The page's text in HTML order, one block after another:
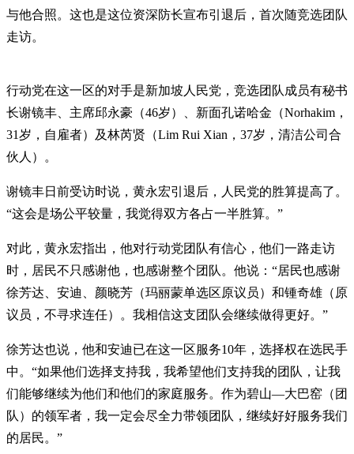
与他合照。这也是这位资深防长宣布引退后，首次随竞选团队
走访。
行动党在这一区的对手是新加坡人民党，竞选团队成员有秘书
长谢镜丰、主席邱永豪（46岁）、新面孔诺哈金（Norhakim，
31岁，自雇者）及林芮贤（Lim Rui Xian，37岁，清洁公司合
伙人）。
谢镜丰日前受访时说，黄永宏引退后，人民党的胜算提高了。
“这会是场公平较量，我觉得双方各占一半胜算。”
对此，黄永宏指出，他对行动党团队有信心，他们一路走访
时，居民不只感谢他，也感谢整个团队。他说：“居民也感谢
徐芳达、安迪、颜晓芳（玛丽蒙单选区原议员）和锺奇雄（原
议员，不寻求连任）。我相信这支团队会继续做得更好。”
徐芳达也说，他和安迪已在这一区服务10年，选择权在选民手
中。“如果他们选择支持我，我希望他们支持我的团队，让我
们能够继续为他们和他们的家庭服务。作为碧山—大巴窑（团
队）的领军者，我一定会尽全力带领团队，继续好好服务我们
的居民。”